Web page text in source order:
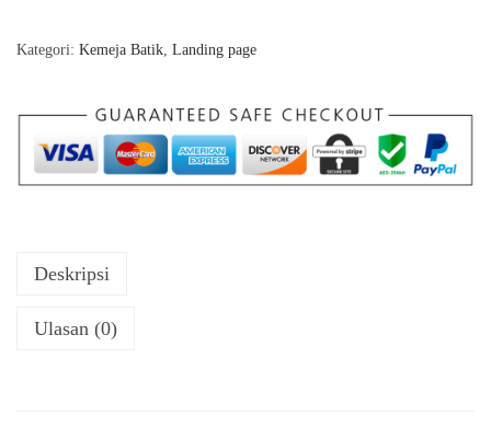
Kategori: Kemeja Batik, Landing page
Deskripsi
Ulasan (0)